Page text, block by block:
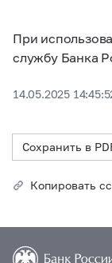
При
службу Банка
14.05.2025
Сохранить в
Копировать